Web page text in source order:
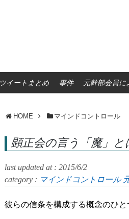
ツイートまとめ 事件 元幹部会員に
HOME マインドコントロール
顕正会の言う「魔」と
last updated at : 2015/6/2
category : マインドコントロール
彼らの信条を構成する概念のひ